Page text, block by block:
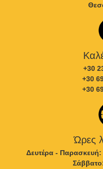
+30
+30
+30
Ώρες
Δευτέρα -